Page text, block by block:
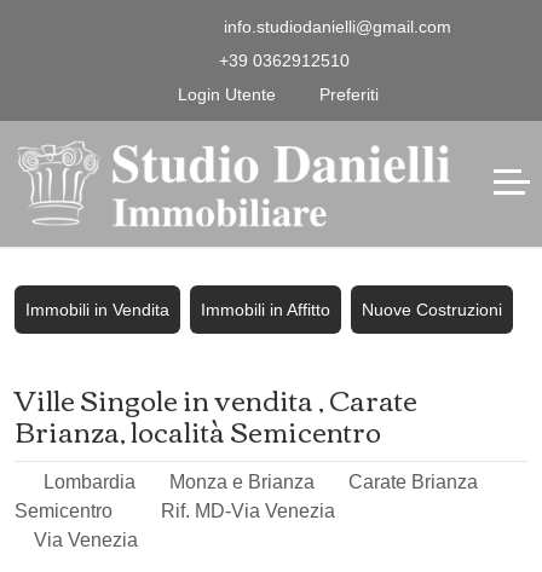
info.studiodanielli@gmail.com
+39 0362912510
Login Utente
Preferiti
Immobili in Vendita Immobili in Affitto Nuove Costruzioni
Ville Singole in vendita , Carate
Brianza, località Semicentro
Lombardia Monza e Brianza
Carate Brianza
Semicentro
Rif. MD-Via Venezia
Via Venezia